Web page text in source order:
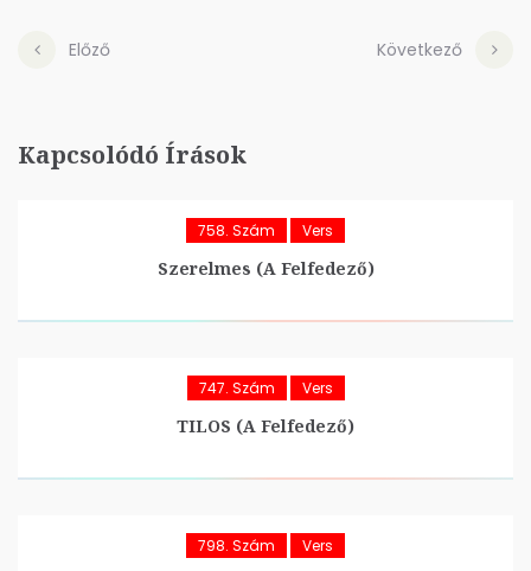
Előző Következő
Kapcsolódó Írások
758. Szám Vers
Szerelmes (A Felfedező)
747. Szám Vers
TILOS (A Felfedező)
798. Szám Vers